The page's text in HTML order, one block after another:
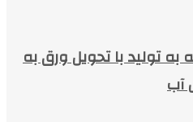
تولید با تحویل ورق به
آب